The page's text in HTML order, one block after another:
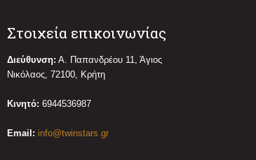
Στοιχεία επικοινωνίας
Διεύθυνση: Α. Παπανδρέου 11, Άγιος
Νικόλαος, 72100, Κρήτη
Κινητό: 6944536987
Email: info@twinstars.gr